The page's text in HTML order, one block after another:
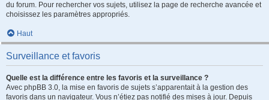
du forum. Pour rechercher vos sujets, utilisez la page de recherche avancée et
choisissez les paramètres appropriés.
Haut
Surveillance et favoris
Quelle est la différence entre les favoris et la surveillance ?
Avec phpBB 3.0, la mise en favoris de sujets s’apparentait à la gestion des
favoris dans un navigateur. Vous n’étiez pas notifié des mises à jour. Depuis